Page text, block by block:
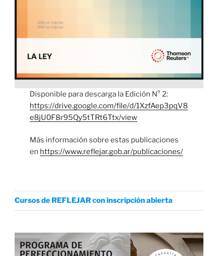
Disponible para descarga la Edición N° 2:
https://drive.google.com/file/d/1XzfAep3pqV8
e8jU0F8r95Qy5tTRt6Ttx/view
Más información sobre estas publicaciones
en https://www.reflejar.gob.ar/publicaciones/
Cursos de REFLEJAR con inscripción abierta